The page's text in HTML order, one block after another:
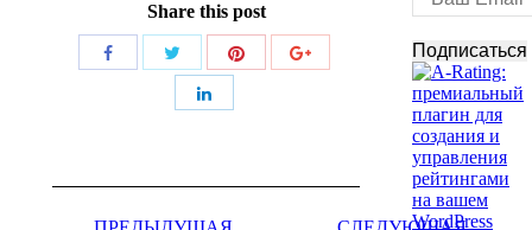
Share this post
ПоделитьсяПоделитьсяПоделитьсяПоделиться
Поделиться